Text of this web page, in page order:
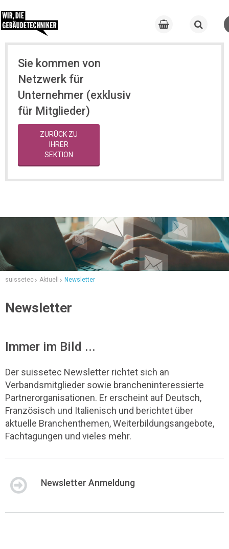
Sie kommen von
Netzwerk für
Unternehmer (exklusiv
für Mitglieder)
ZURÜCK ZU
IHRER
SEKTION
suissetec Aktuell Newsletter
Newsletter
Immer im Bild ...
Der suissetec Newsletter richtet sich an
Verbandsmitglieder sowie brancheninteressierte
Partnerorganisationen. Er erscheint auf Deutsch,
Französisch und Italienisch und berichtet über
aktuelle Branchenthemen, Weiterbildungsangebote,
Fachtagungen und vieles mehr.
Newsletter Anmeldung